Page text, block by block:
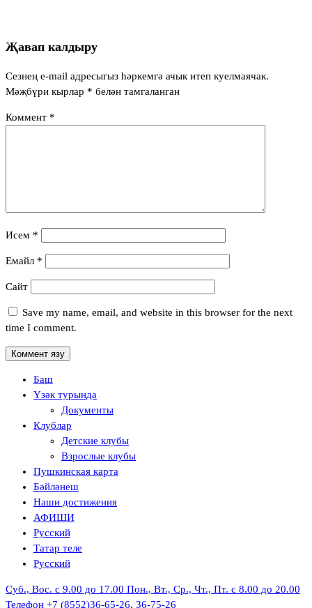
Җавап калдыру
Сезнең e-mail адресыгыз һәркемгә ачык итеп куелмаячак.
Мәҗбүри кырлар * белән тамгаланган
Коммент *
Исем *
Емайл *
Сайт
Save my name, email, and website in this browser for the next
time I comment.
Баш
Үзәк турында
Документы
Клублар
Детские клубы
Взрослые клубы
Пушкинская карта
Бәйләнеш
Наши достижения
АФИШИ
Русский
Татар теле
Русский
Суб., Вос. с 9.00 до 17.00 Пон., Вт., Ср., Чт., Пт. с 8.00 до 20.00
Телефон +7 (8552)36-65-26, 36-75-26